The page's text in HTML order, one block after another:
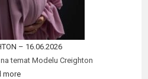
– 16.06.2026
temat Modelu Creighton
more